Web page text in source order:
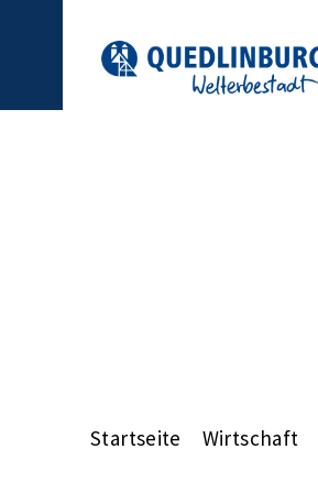
Startseite Wirtschaft